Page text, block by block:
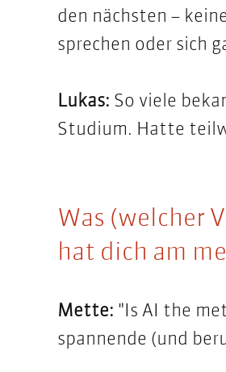
den nächsten –
sprechen oder sich
Lukas: So viele
Studium. Hatte
Was (welcher
hat dich am
Mette: "Is AI the
spannende (und